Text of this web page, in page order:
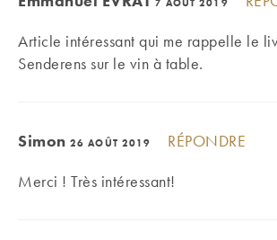
Article intéressant qui me rappelle le
Senderens sur le vin à table.
Simon 26 AOÛT 2019
RÉPONDRE
Merci ! Très intéressant!